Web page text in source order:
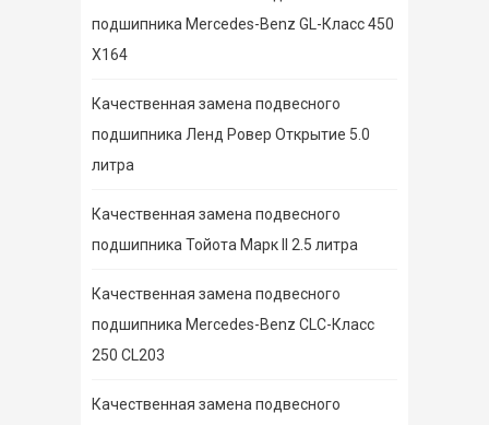
подшипника Mercedes-Benz GL-Класс 450
X164
Качественная замена подвесного
подшипника Ленд Ровер Открытие 5.0
литра
Качественная замена подвесного
подшипника Тойота Марк II 2.5 литра
Качественная замена подвесного
подшипника Mercedes-Benz CLC-Класс
250 CL203
Качественная замена подвесного